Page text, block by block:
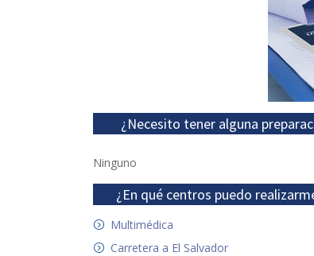
¿Necesito tener alguna
Ninguno
¿En qué centros puedo
Multimédica
Carretera a El Salvador